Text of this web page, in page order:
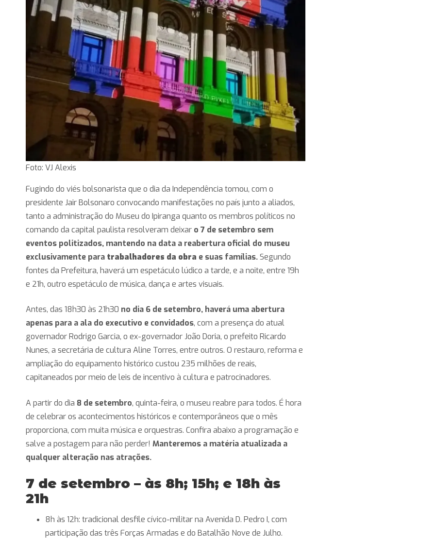
Foto: VJ Alexis
Fugindo do viés bolsonarista que o dia da Independência tomou, com o
presidente Jair Bolsonaro convocando manifestações no país junto a aliados,
tanto a administração do Museu do Ipiranga quanto os membros políticos no
comando da capital paulista resolveram deixar o 7 de setembro sem
eventos politizados, mantendo na data a reabertura oficial do museu
exclusivamente para trabalhadores da obra e suas famílias.Segundo
fontes da Prefeitura, haverá um espetáculo lúdico a tarde, e a noite, entre 19h
e 21h, outro espetáculo de música, dança e artes visuais.
Antes, das 18h30 às 21h30 no dia 6 de setembro, haverá uma abertura
apenas para a ala do executivo e convidados, com a presença do atual
governador Rodrigo Garcia, o ex-governador João Doria, o prefeito Ricardo
Nunes, a secretária de cultura Aline Torres, entre outros. O restauro, reforma e
ampliação do equipamento histórico custou 235 milhões de reais,
capitaneados por meio de leis de incentivo à cultura e patrocinadores.
A partir do dia 8 de setembro, quinta-feira, o museu reabre para todos. É hora
de celebrar os acontecimentos históricos e contemporâneos que o mês
proporciona, com muita música e orquestras. Confira abaixo a programação e
salve a postagem para não perder!Manteremos a matéria atualizada a
qualquer alteração nas atrações.
7 de setembro – às 8h; 15h; e 18h às
21h
8h às 12h: tradicional desfile cívico-militar na Avenida D. Pedro I, com
participação das três Forças Armadas e do Batalhão Nove de Julho.